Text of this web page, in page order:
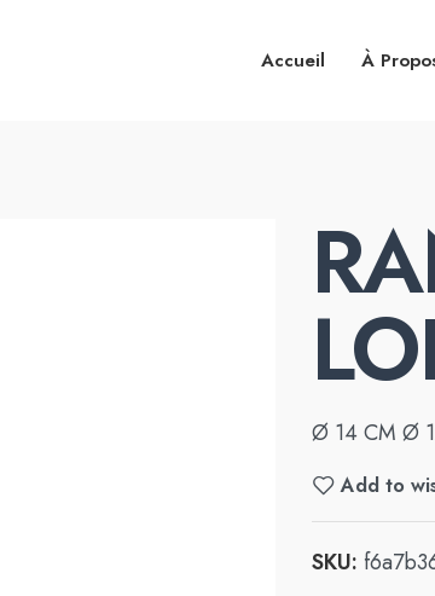
Accueil À
Ø 14 CM Ø
Add to
SKU: